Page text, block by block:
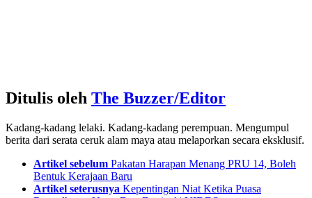
Ditulis oleh The Buzzer/Editor
Kadang-kadang lelaki. Kadang-kadang perempuan. Mengumpul
berita dari serata ceruk alam maya atau melaporkan secara eksklusif.
Artikel sebelum Pakatan Harapan Menang PRU 14, Boleh
Bentuk Kerajaan Baru
Artikel seterusnya Kepentingan Niat Ketika Puasa